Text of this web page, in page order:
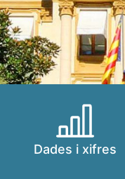
Dades i xifres